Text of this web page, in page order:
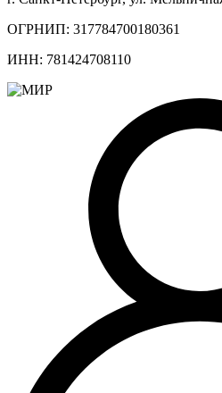
ОГРНИП: 317784700180361
ИНН: 781424708110